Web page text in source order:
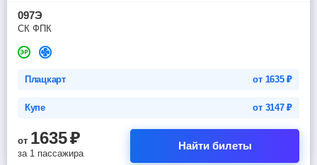
097Э
СК ФПК
Плацкарт от 1635₽
Купе от 3147₽
от 1635₽
за 1 пассажира
Найти билеты